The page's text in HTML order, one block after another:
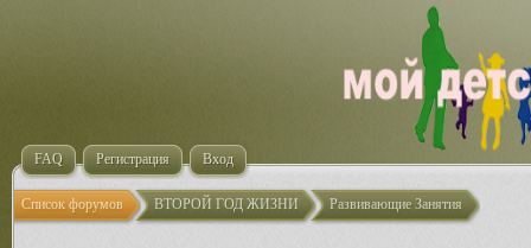
FAQ Регистрация Вход
Список форумов ВТОРОЙ ГОД ЖИЗНИ Развивающие Занятия